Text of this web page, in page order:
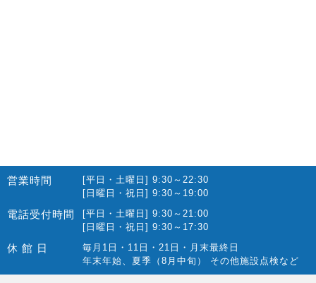
2022.01(10)
2021.12(12)
2021.10(22)
2021.09(10)
営業時間
[平日・土曜日] 9:30～22:30
[日曜日・祝日] 9:30～19:00
電話受付時間
[平日・土曜日] 9:30～21:00
[日曜日・祝日] 9:30～17:30
休 館 日
毎月1日・11日・21日・月末最終日
年末年始、夏季（8月中旬） その他施設点検など